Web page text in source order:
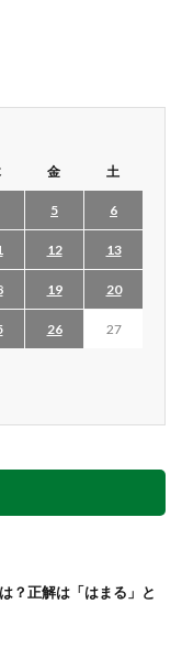
金 土
5 6
12 13
19 20
26 27
？正解は「はまる」と